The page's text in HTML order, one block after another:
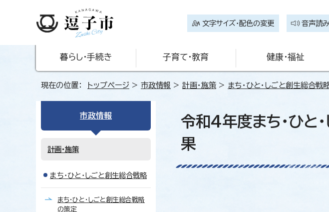
文字サイズ・配色の変更 音声読
暮らし・手続き 子育て・教育 健康・福祉
現在の位置： トップページ > 市政情報 > 計画・施策 > まち・ひと・しごと創生総合戦
令和4年度まち・ひと
果
市政情報
計画・施策
まち・ひと・しごと創生総合戦略
まち・ひと・しごと創生総合戦略
の策定